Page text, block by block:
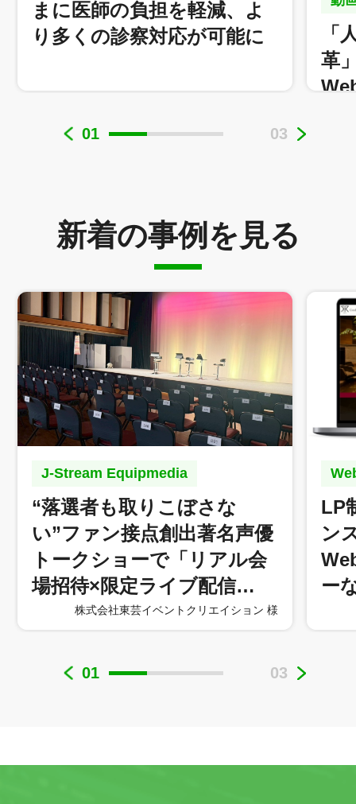
まに医師の負担を軽減、よ
り多くの診察対応が可能に
医療法人社団永生会 永生病院 様
「
革
01 03
新着の事例を見る
J-Stream Equipmedia
“落選者も取りこぼさな
い”ファン接点創出著名声優
トークショーで「リアル会
場招待×限定ライブ配信…
株式会社東芸イベントクリエイション 様
LP
ン
ー
01 03